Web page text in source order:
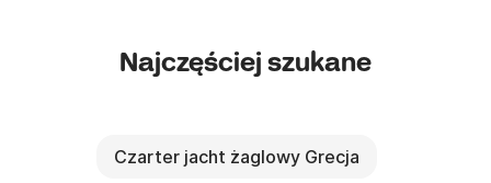
Najczęściej szukane
Czarter jacht żaglowy Grecja